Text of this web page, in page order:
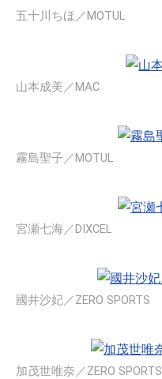
五十川ちほ／MOTUL
山本成美／MAC
霧島聖子／MOTUL
宮瀬七海／DIXCEL
國井沙妃／ZERO SPORTS
加茂世唯奈／ZERO SPORTS